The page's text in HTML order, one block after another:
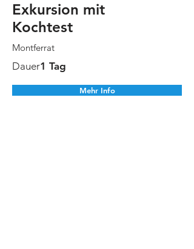
Exkursion mit
Kochtest
Montferrat
Dauer1 Tag
Mehr Info